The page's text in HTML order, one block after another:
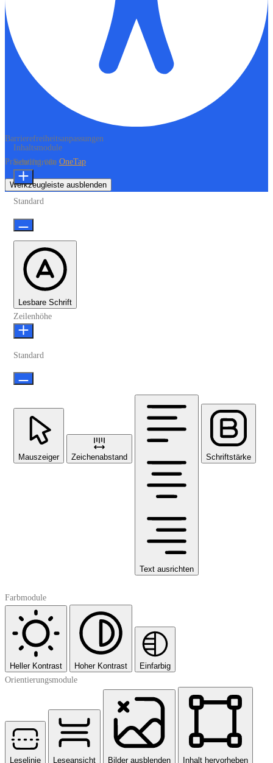
Barrierefreiheitsanpassungen
Präsentiert von OneTap
Werkzeugleiste ausblenden
Inhaltsmodule
Schriftgröße
Standard
Lesbare Schrift
Zeilenhöhe
Standard
Mauszeiger Zeichenabstand
Text ausrichten
Schriftstärke
Farbmodule
Heller Kontrast Hoher Kontrast Einfarbig
Orientierungsmodule
Leselinie Leseansicht Bilder ausblenden Inhalt hervorheben